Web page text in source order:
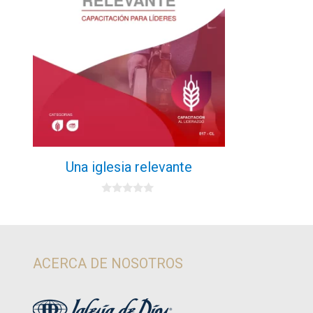
Una iglesia relevante
ACERCA DE NOSOTROS